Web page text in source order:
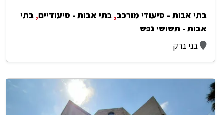
בתי אבות - סיעודי מורכב, בתי אבות - סיעודיים, בתי
אבות - תשושי נפש
בני ברק